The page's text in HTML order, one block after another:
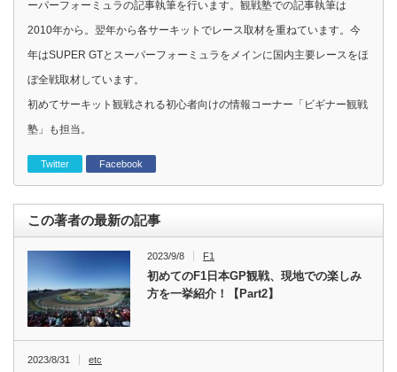
ーパーフォーミュラの記事執筆を行います。観戦塾での記事執筆は
2010年から。翌年から各サーキットでレース取材を重ねています。今
年はSUPER GTとスーパーフォーミュラをメインに国内主要レースをほ
ぼ全戦取材しています。
初めてサーキット観戦される初心者向けの情報コーナー「ビギナー観戦
塾」も担当。
Twitter Facebook
この著者の最新の記事
2023/9/8 F1
初めてのF1日本GP観戦、現地での楽しみ
方を一挙紹介！【Part2】
2023/8/31 etc